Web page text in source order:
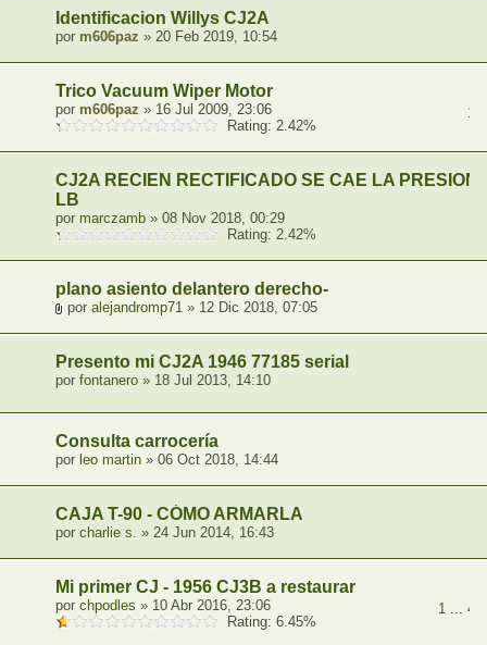
Identificacion Willys CJ2A
por m606paz » 20 Feb 2019, 10:54
Trico Vacuum Wiper Motor
1
por m606paz » 16 Jul 2009, 23:06
Rating: 2.42%
CJ2A RECIEN RECTIFICADO SE CAE LA PRESION
LB
por marczamb » 08 Nov 2018, 00:29
Rating: 2.42%
plano asiento delantero derecho-
por alejandromp71 » 12 Dic 2018, 07:05
Presento mi CJ2A 1946 77185 serial
por fontanero » 18 Jul 2013, 14:10
Consulta carrocería
por leo martin » 06 Oct 2018, 14:44
CAJA T-90 - CÓMO ARMARLA
por charlie s. » 24 Jun 2014, 16:43
Mi primer CJ - 1956 CJ3B a restaurar
1 ... 4
por chpodles » 10 Abr 2016, 23:06
Rating: 6.45%